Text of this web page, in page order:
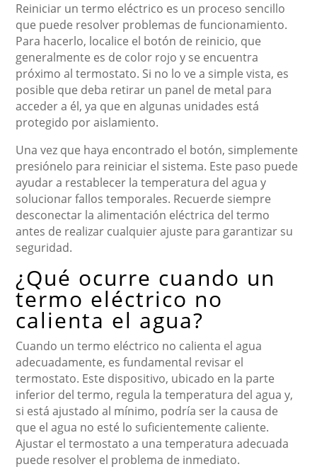
Reiniciar un termo eléctrico es un proceso sencillo
que puede resolver problemas de funcionamiento.
Para hacerlo, localice el botón de reinicio, que
generalmente es de color rojo y se encuentra
próximo al termostato. Si no lo ve a simple vista, es
posible que deba retirar un panel de metal para
acceder a él, ya que en algunas unidades está
protegido por aislamiento.
Una vez que haya encontrado el botón, simplemente
presiónelo para reiniciar el sistema. Este paso puede
ayudar a restablecer la temperatura del agua y
solucionar fallos temporales. Recuerde siempre
desconectar la alimentación eléctrica del termo
antes de realizar cualquier ajuste para garantizar su
seguridad.
¿Qué ocurre cuando un
termo eléctrico no
calienta el agua?
Cuando un termo eléctrico no calienta el agua
adecuadamente, es fundamental revisar el
termostato. Este dispositivo, ubicado en la parte
inferior del termo, regula la temperatura del agua y,
si está ajustado al mínimo, podría ser la causa de
que el agua no esté lo suficientemente caliente.
Ajustar el termostato a una temperatura adecuada
puede resolver el problema de inmediato.